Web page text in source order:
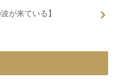
が来ている】